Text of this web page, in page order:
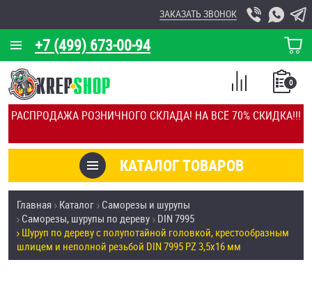
РАСПРОДАЖА РОЗНИЧНОГО СКЛАДА! НА ВСЁ 70% СКИДКА!!!
+7 (499) 673-00-94
ЗАКАЗАТЬ ЗВОНОК
КОРЗИНА
О КОМПАНИИ
КАЛЬКУЛЯТОР
ОТЗЫВЫ
УСЛУГИ
СКИДКИ
КАТАЛОГ ТОВАРОВ
0
СПИСОК
СРАВНЕНИЕ
Товары со скидкой
Анкеры
Антивандальный крепёж, инструмент
Главная Каталог Саморезы и шурупы
Саморезы, шурупы по дереву DIN 7995
Шуруп по дереву с полупотайной головкой, крестообразным
шлицем и неполной резьбой DIN 7995 PZ 3,5х16 мм